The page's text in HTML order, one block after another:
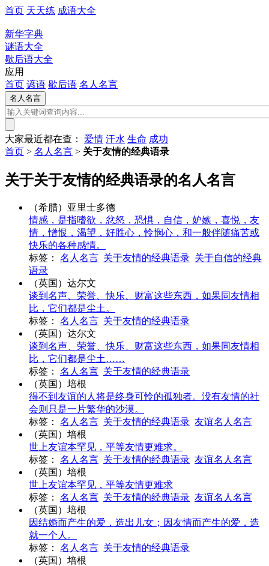
首页 天天练 成语大全
新华字典
谜语大全
歇后语大全
应用
首页 谚语 歇后语 名人名言
大家最近都在查： 爱情 汗水 生命 成功
首页 > 名人名言 > 关于友情的经典语录
关于关于友情的经典语录的名人名言
（希腊）亚里士多德
情感，是指嗜欲，忿怒，恐惧，自信，妒嫉，喜悦，友
情，憎恨，渴望，好胜心，怜悯心，和一般伴随痛苦或
快乐的各种感情。
标签：
名人名言 关于友情的经典语录 关于自信的经典
语录
（英国）达尔文
谈到名声、荣誉、快乐、财富这些东西，如果同友情相
比，它们都是尘土。
标签：
名人名言 关于友情的经典语录
（英国）达尔文
谈到名声、荣誉、快乐、财富这些东西，如果同友情相
比，它们都是尘土……
标签：
名人名言 关于友情的经典语录
（英国）培根
得不到友谊的人将是终身可怜的孤独者。没有友情的社
会则只是一片繁华的沙漠。
标签：
名人名言 关于友情的经典语录 友谊名人名言
（英国）培根
世上友谊本罕见，平等友情更难求。
标签：
名人名言 关于友情的经典语录 友谊名人名言
（英国）培根
世上友谊本罕见，平等友情更难求
标签：
名人名言 关于友情的经典语录 友谊名人名言
（英国）培根
因结婚而产生的爱，造出儿女；因友情而产生的爱，造
就一个人。
标签：
名人名言 关于友情的经典语录
（英国）培根